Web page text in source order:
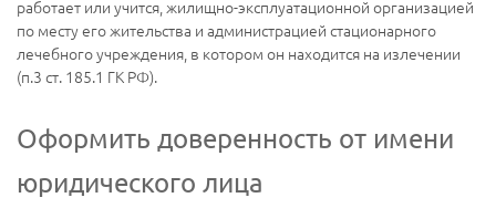
работает или учится, жилищно-эксплуатационной организацией
по месту его жительства и администрацией стационарного
лечебного учреждения, в котором он находится на излечении
(п.3 ст. 185.1 ГК РФ).
Оформить доверенность от имени
юридического лица